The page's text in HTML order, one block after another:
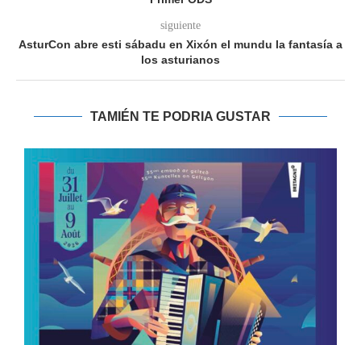
siguiente
AsturCon abre esti sábadu en Xixón el mundu la fantasía a
los asturianos
TAMIÉN TE PODRIA GUSTAR